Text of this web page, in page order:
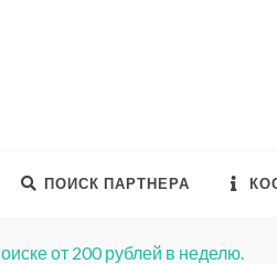
ПОИСК ПАРТНЕРА
от 200 рублей в неделю.